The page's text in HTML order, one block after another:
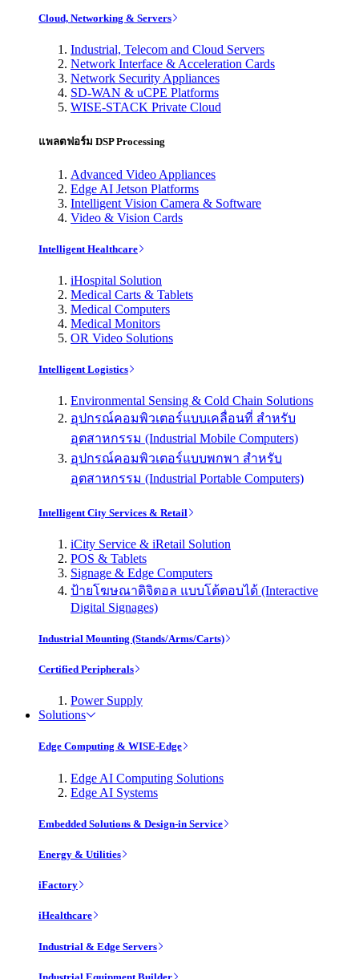
Cloud, Networking & Servers
Industrial, Telecom and Cloud Servers
Network Interface & Acceleration Cards
Network Security Appliances
SD-WAN & uCPE Platforms
WISE-STACK Private Cloud
แพลตฟอร์ม DSP Processing
Advanced Video Appliances
Edge AI Jetson Platforms
Intelligent Vision Camera & Software
Video & Vision Cards
Intelligent Healthcare
iHospital Solution
Medical Carts & Tablets
Medical Computers
Medical Monitors
OR Video Solutions
Intelligent Logistics
Environmental Sensing & Cold Chain Solutions
อุปกรณ์คอมพิวเตอร์แบบเคลื่อนที่ สำหรับ
อุตสาหกรรม (Industrial Mobile Computers)
อุปกรณ์คอมพิวเตอร์แบบพกพา สำหรับ
อุตสาหกรรม (Industrial Portable Computers)
Intelligent City Services & Retail
iCity Service & iRetail Solution
POS & Tablets
Signage & Edge Computers
ป้ายโฆษณาดิจิตอล แบบโต้ตอบได้ (Interactive
Digital Signages)
Industrial Mounting (Stands/Arms/Carts)
Certified Peripherals
Power Supply
Solutions
Edge Computing & WISE-Edge
Edge AI Computing Solutions
Edge AI Systems
Embedded Solutions & Design-in Service
Energy & Utilities
iFactory
iHealthcare
Industrial & Edge Servers